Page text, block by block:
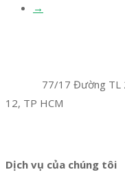
→
77/17 Đường TL
12, TP HCM
Dịch vụ của chúng tôi